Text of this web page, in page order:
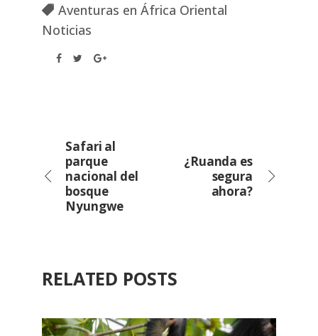
Aventuras en África Oriental
Noticias
Safari al
parque
nacional del
bosque
Nyungwe
¿Ruanda es
segura
ahora?
RELATED POSTS